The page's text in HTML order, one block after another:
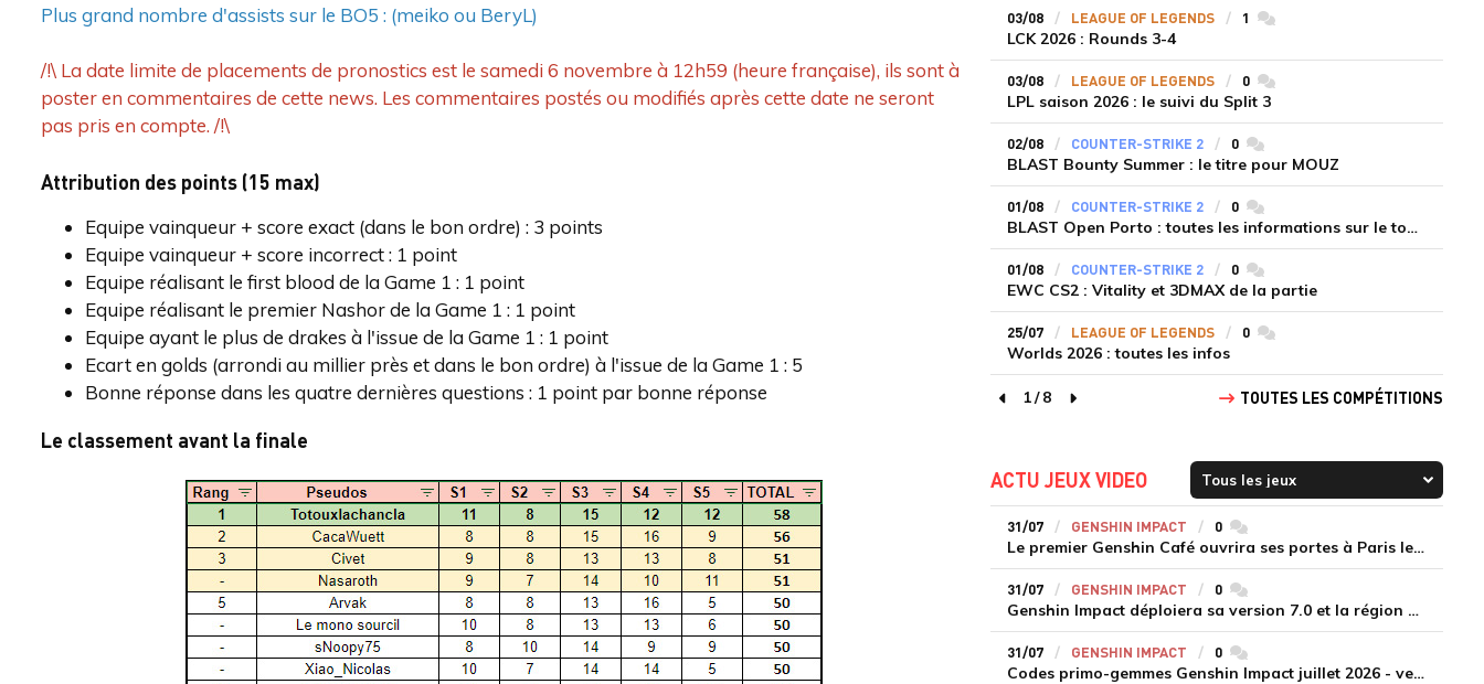
Plus grand nombre d'assists sur le BO5 : (meiko ou BeryL)
/!\ La date limite de placements de pronostics est le samedi 6 novembre à 12h59 (heure française), ils sont à
poster en commentaires de cette news. Les commentaires postés ou modifiés après cette date ne seront
pas pris en compte. /!\
Attribution des points (15 max)
Equipe vainqueur + score exact (dans le bon ordre) : 3 points
Equipe vainqueur + score incorrect : 1 point
Equipe réalisant le first blood de la Game 1 : 1 point
Equipe réalisant le premier Nashor de la Game 1 : 1 point
Equipe ayant le plus de drakes à l'issue de la Game 1 : 1 point
Ecart en golds (arrondi au millier près et dans le bon ordre) à l'issue de la Game 1 : 5
Bonne réponse dans les quatre dernières questions : 1 point par bonne réponse
Le classement avant la finale
03/08 LEAGUE OF LEGENDS 1 commentaires
LCK 2026 : Rounds 3-4
03/08 LEAGUE OF LEGENDS 0commentaires
LPL saison 2026 : le suivi du Split 3
02/08 COUNTER-STRIKE 2 0commentaires
BLAST Bounty Summer : le titre pour MOUZ
01/08 COUNTER-STRIKE 2 0commentaires
BLAST Open Porto : toutes les informations sur le tournoi
01/08 COUNTER-STRIKE 2 0commentaires
EWC CS2 : Vitality et 3DMAX de la partie
25/07 LEAGUE OF LEGENDS 0commentaires
Worlds 2026 : toutes les infos
page précédente
1/8
page suivante
TOUTES LES COMPÉTITIONS
ACTU JEUX VIDEO
31/07 GENSHIN IMPACT 0commentaires
Le premier Genshin Café ouvrira ses portes à Paris le 14 août
31/07 GENSHIN IMPACT 0commentaires
Genshin Impact déploiera sa version 7.0 et la région de Snezhnaya le 12 août
31/07 GENSHIN IMPACT 0commentaires
Codes primo-gemmes Genshin Impact juillet 2026 - version 7.0